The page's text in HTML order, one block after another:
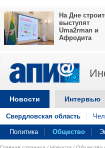
На Дне
выступят
Uma2rman и
Афродита
Новости Интервью
Свердловская область
Политика Общество